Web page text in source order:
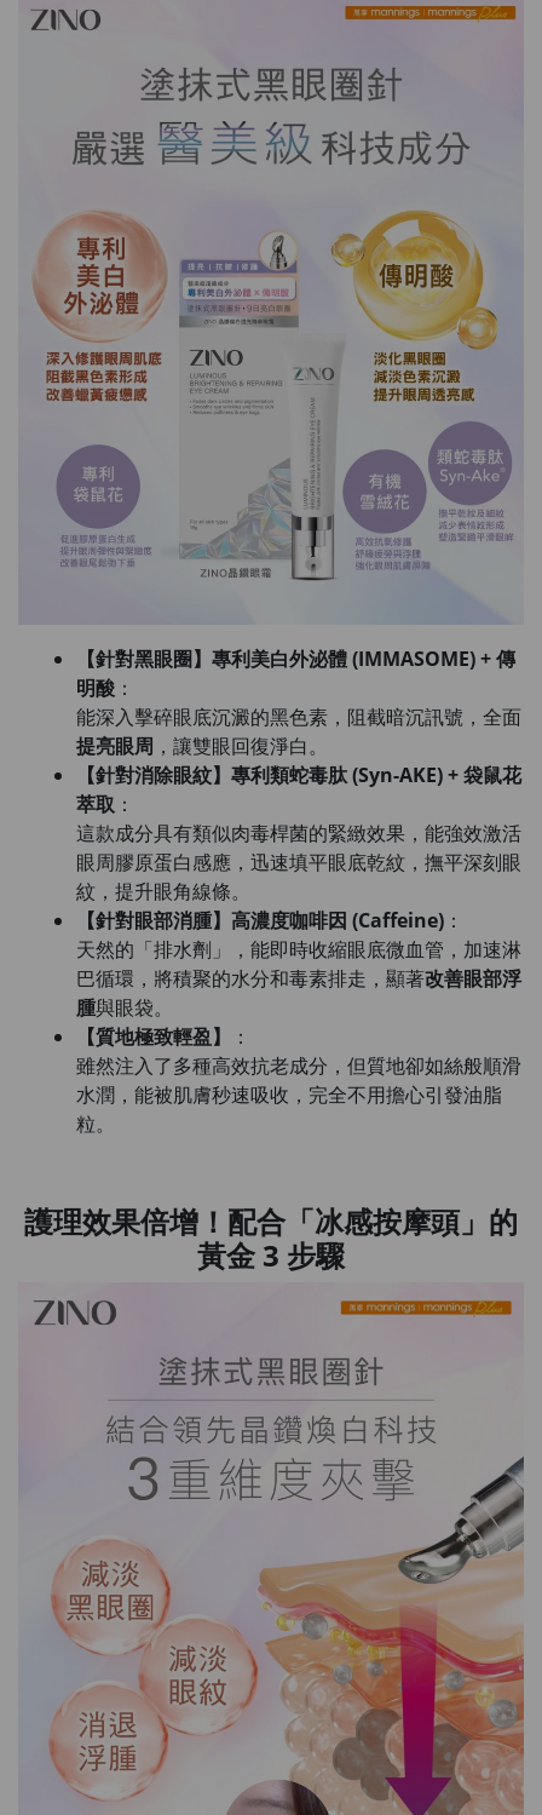
【針對黑眼圈】專利美白外泌體 (IMMASOME) + 傳
明酸 ：
能深入擊碎眼底沉澱的黑色素，阻截暗沉訊號，全面
提亮眼周 ，讓雙眼回復淨白。
【針對消除眼紋】專利類蛇毒肽 (Syn-AKE) + 袋鼠花
萃取 ：
這款成分具有類似肉毒桿菌的緊緻效果，能強效激活
眼周膠原蛋白感應，迅速填平眼底乾紋，撫平深刻眼
紋，提升眼角線條。
【針對眼部消腫】高濃度咖啡因 (Caffeine) ：
天然的「排水劑」，能即時收縮眼底微血管，加速淋
巴循環，將積聚的水分和毒素排走，顯著改善眼部浮
腫與眼袋。
【質地極致輕盈】
：
雖然注入了多種高效抗老成分，但質地卻如絲般順滑
水潤，能被肌膚秒速吸收，完全不用擔心引發油脂
粒。
護理效果倍增！配合「冰感按摩頭」的
黃金 3 步驟